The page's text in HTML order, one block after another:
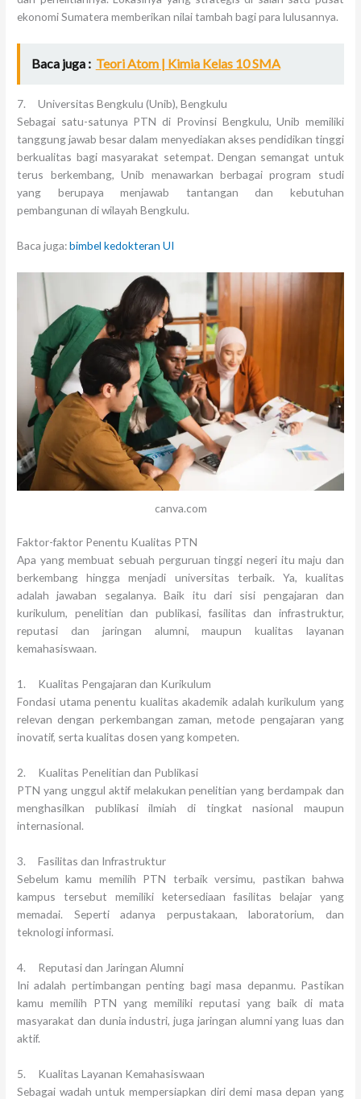
ekonomi Sumatera memberikan nilai tambah bagi para lulusannya.
Baca juga : Teori Atom | Kimia Kelas 10 SMA
7. Universitas Bengkulu (Unib), Bengkulu
Sebagai satu-satunya PTN di Provinsi Bengkulu, Unib memiliki
tanggung jawab besar dalam menyediakan akses pendidikan tinggi
berkualitas bagi masyarakat setempat. Dengan semangat untuk
terus berkembang, Unib menawarkan berbagai program studi
yang berupaya menjawab tantangan dan kebutuhan
pembangunan di wilayah Bengkulu.
Baca juga:bimbel kedokteran UI
canva.com
Faktor-faktor Penentu Kualitas PTN
Apa yang membuat sebuah perguruan tinggi negeri itu maju dan
berkembang hingga menjadi universitas terbaik. Ya, kualitas
adalah jawaban segalanya. Baik itu dari sisi pengajaran dan
kurikulum, penelitian dan publikasi, fasilitas dan infrastruktur,
reputasi dan jaringan alumni, maupun kualitas layanan
kemahasiswaan.
1. Kualitas Pengajaran dan Kurikulum
Fondasi utama penentu kualitas akademik adalah kurikulum yang
relevan dengan perkembangan zaman, metode pengajaran yang
inovatif, serta kualitas dosen yang kompeten.
2. Kualitas Penelitian dan Publikasi
PTN yang unggul aktif melakukan penelitian yang berdampak dan
menghasilkan publikasi ilmiah di tingkat nasional maupun
internasional.
3. Fasilitas dan Infrastruktur
Sebelum kamu memilih PTN terbaik versimu, pastikan bahwa
kampus tersebut memiliki ketersediaan fasilitas belajar yang
memadai. Seperti adanya perpustakaan, laboratorium, dan
teknologi informasi.
4. Reputasi dan Jaringan Alumni
Ini adalah pertimbangan penting bagi masa depanmu. Pastikan
kamu memilih PTN yang memiliki reputasi yang baik di mata
masyarakat dan dunia industri, juga jaringan alumni yang luas dan
aktif.
5. Kualitas Layanan Kemahasiswaan
Sebagai wadah untuk mempersiapkan diri demi masa depan yang